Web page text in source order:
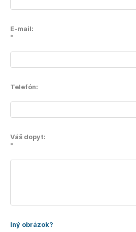
E-mail:
*
Telefón:
Váš dopyt:
*
Iný obrázok?